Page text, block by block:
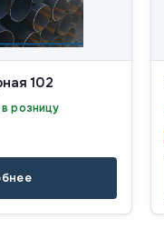
102
розницу